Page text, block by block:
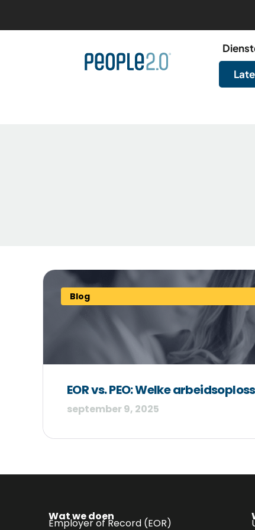
Blog
EOR vs. PEO: Welke
september 9, 2025
Wat we doen
Employer of Record (EOR)